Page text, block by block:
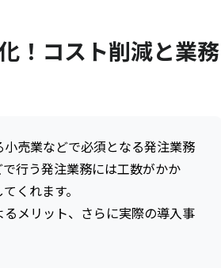
！コスト削減と業務
売業などで必須となる発注業務
行う発注業務には工数がかか
くれます。
メリット、さらに実際の導入事